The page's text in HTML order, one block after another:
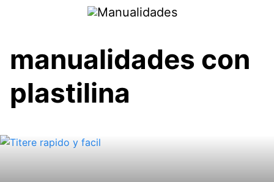
manualidades con
plastilina